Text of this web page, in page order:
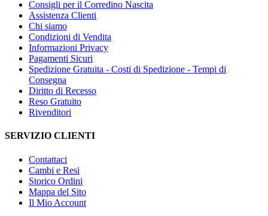
Consigli per il Corredino Nascita
Assistenza Clienti
Chi siamo
Condizioni di Vendita
Informazioni Privacy
Pagamenti Sicuri
Spedizione Gratuita - Costi di Spedizione - Tempi di
Consegna
Diritto di Recesso
Reso Gratuito
Rivenditori
SERVIZIO CLIENTI
Contattaci
Cambi e Resi
Storico Ordini
Mappa del Sito
Il Mio Account